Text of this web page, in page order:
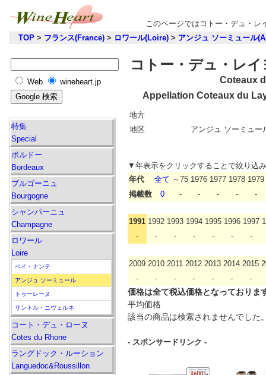
このページではコトー・デュ・レ
TOP > フランス(France) > ロワール(Loire) > アンジュ ソーミュール
コトー・デュ・レイ
Coteaux
Appellation Coteaux du
地方
地区
アンジュ ソーミュー
▼年表示をクリックすることで絞り込
年代
全て ～75 1976 1977 1978 1979
掲載数
0 - - - - -
1991 1992 1993 1994 1995 1996 1997
-
- - - - - -
2009 2010 2011 2012 2013 2014 2015
-
- - - - - -
価格は全て税込価格となっておりま
平均価格
該当の商品は検索されませんでした
- スポンサードリンク -
Web wineheart.jp
特集
Special
ボルドー
Bordeaux
ブルゴーニュ
Bourgogne
シャンパーニュ
Champagne
ロワール
Loire
ペイ・ナンテ
アンジュ ソーミュール
トゥーレーヌ
サントル・ニヴェルネ
コート・デュ・ローヌ
Cotes du Rhone
ラングドック・ルーション
Languedoc&Roussillon